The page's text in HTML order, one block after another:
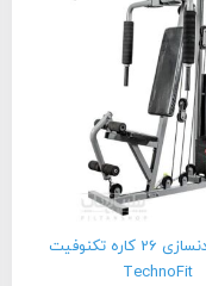
دستگاه بدنسازی 26 کاره تکنوفیت
TechnoFit